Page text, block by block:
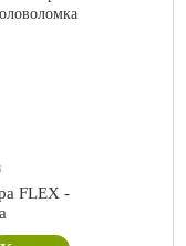
FLEX -